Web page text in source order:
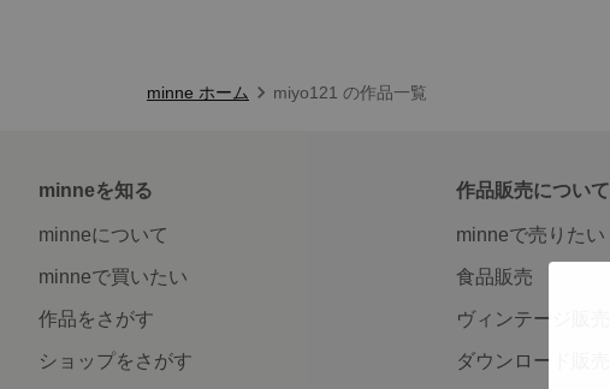
minne ホーム miyo121 の作品一覧
minneを知る
minneについて
minneで買いたい
作品をさがす
ショップをさがす
作品販売について
minneで売りたい
食品販売
ヴィンテージ販売
ダウンロード販売